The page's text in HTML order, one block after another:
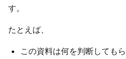
す。
たとえば、
この資料は何を判断しても